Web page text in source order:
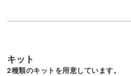
キット
2種類のキットを用意しています。